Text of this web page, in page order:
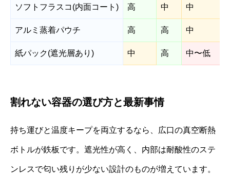
ソフトフラスコ(内面コート) 高 中 中
アルミ蒸着パウチ 高 高 中
紙パック(遮光層あり) 中 高 中〜低
割れない容器の選び方と最新事情
持ち運びと温度キープを両立するなら、広口の真空断熱
ボトルが鉄板です。遮光性が高く、内部は耐酸性のステ
ンレスで匂い残りが少ない設計のものが増えています。